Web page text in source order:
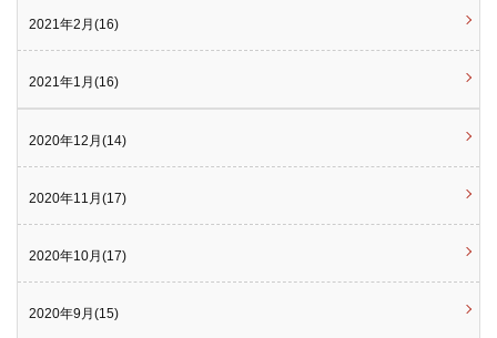
2021年2月(16)
2021年1月(16)
2020年12月(14)
2020年11月(17)
2020年10月(17)
2020年9月(15)